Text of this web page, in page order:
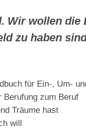
Wir wollen die
zu haben
für Ein-, Um-
Berufung zum Beruf
Träume hast
will